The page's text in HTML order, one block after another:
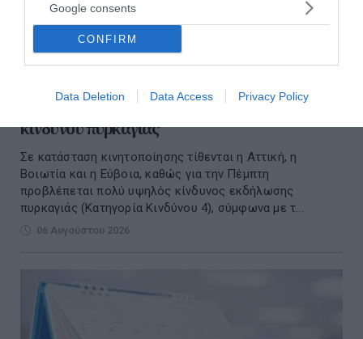
Google consents
CONFIRM
Data Deletion Data Access Privacy Policy
Red Code: Σε κατάσταση κινητοποίησης
Αττική, Βοιωτία και Εύβοια λόγω υψηλού
κινδύνου πυρκαγιάς
Σε κατάσταση κινητοποίησης τίθενται η Αττική, η
Βοιωτία και η Εύβοια, καθώς για την Πέμπτη
προβλέπεται πολύ υψηλός κίνδυνος εκδήλωσης
πυρκαγιάς (Κατηγορία Κινδύνου 4), σύμφωνα με τ...
06 Αυγούστου 2026